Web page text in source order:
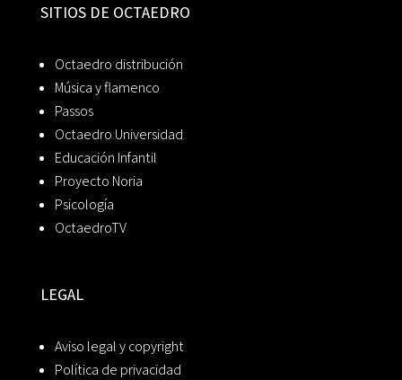
SITIOS DE OCTAEDRO
Octaedro distribución
Música y flamenco
Passos
Octaedro Universidad
Educación Infantil
Proyecto Noria
Psicología
OctaedroTV
LEGAL
Aviso legal y copyright
Política de privacidad